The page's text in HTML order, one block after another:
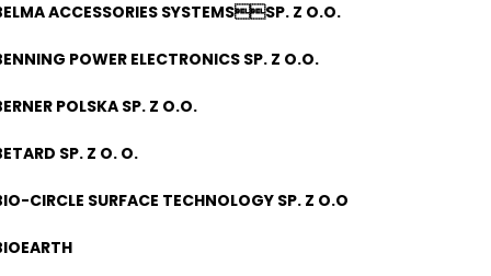
ACCESSORIES SYSTEMSSP. Z O.O.
POWER ELECTRONICS SP. Z O.O.
POLSKA SP. Z O.O.
SP. Z O. O.
CIRCLE SURFACE TECHNOLOGY SP. Z O.O